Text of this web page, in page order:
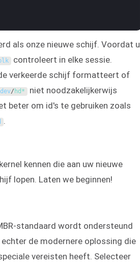
als onze nieuwe schijf. Voordat u
controleert in elke sessie.
verkeerde schijf formatteert of
dev/ hd* niet noodzakelijkerwijs
beter om id's te gebruiken zoals
.
kennen die aan uw nieuwe
lopen. Laten we beginnen!
standaard wordt ondersteund
de modernere oplossing die
vereisten heeft. Selecteer